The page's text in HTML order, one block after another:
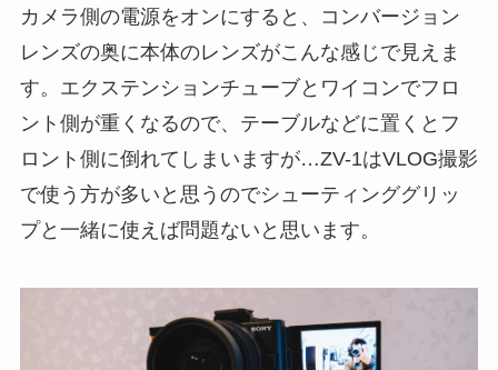
カメラ側の電源をオンにすると、コンバージョン
レンズの奥に本体のレンズがこんな感じで見えま
す。エクステンションチューブとワイコンでフロ
ント側が重くなるので、テーブルなどに置くとフ
ロント側に倒れてしまいますが…ZV-1はVLOG撮影
で使う方が多いと思うのでシューティンググリッ
プと一緒に使えば問題ないと思います。